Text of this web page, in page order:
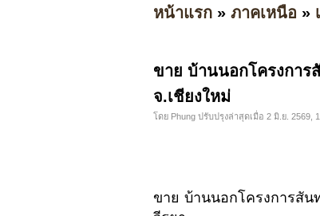
หน้าแรก » ภาคเหนือ »
ขาย บ้านนอกโครงการ
จ.เชียงใหม่
โดย Phung ปรับปรุงล่าสุดเมื่อ 2 มิ.ย. 2569,
ขาย บ้านนอกโครงการสัน